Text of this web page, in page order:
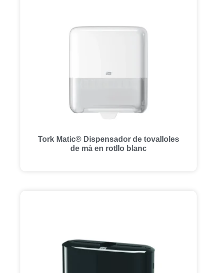
Tork Matic® Dispensador de tovalloles
de mà en rotllo blanc